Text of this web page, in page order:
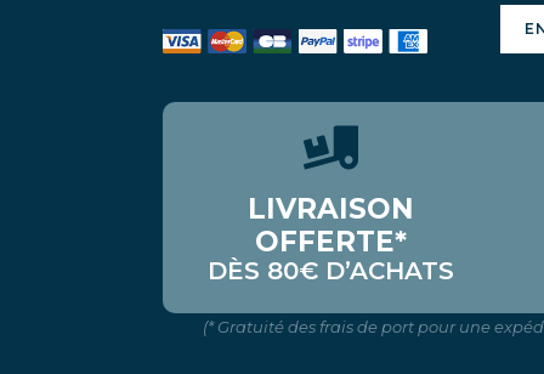
LIVRAISON
OFFERTE*
DÈS 80€ D’ACHATS
(* Gratuité des frais de port pour une